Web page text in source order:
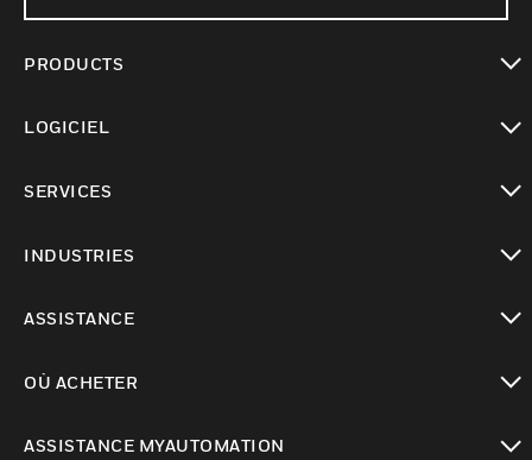
PRODUCTS
LOGICIEL
SERVICES
INDUSTRIES
ASSISTANCE
OÙ ACHETER
ASSISTANCE MYAUTOMATION